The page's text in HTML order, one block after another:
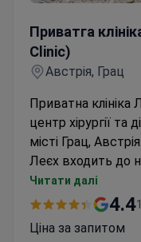
Приватга
Clinic)
Австрія, Грац
Приватна клініка
центр хірургії та
місті Грац, Австрія.
Леєх входить до
холдингу країни —
приймають на
За даними
Читати далі
4.4
Ціна за запитом